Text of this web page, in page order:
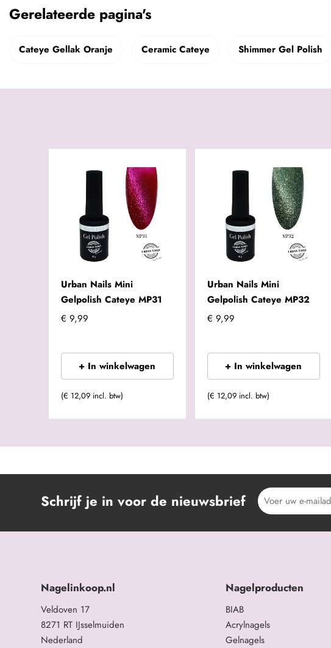
Gerelateerde pagina's
Cateye Gellak Oranje Ceramic Cateye Shimmer Gel Polish
Urban Nails Mini
Gelpolish Cateye MP31
€ 9,99
+ In winkelwagen
(€ 12,09 incl. btw)
Urban Nails Mini
Gelpolish Cateye MP32
€ 9,99
+ In winkelwagen
(€ 12,09 incl. btw)
Schrijf je in voor de nieuwsbrief
Nagelinkoop.nl
Veldoven 17
8271 RT IJsselmuiden
Nederland
Nagelproducten
BIAB
Acrylnagels
Gelnagels